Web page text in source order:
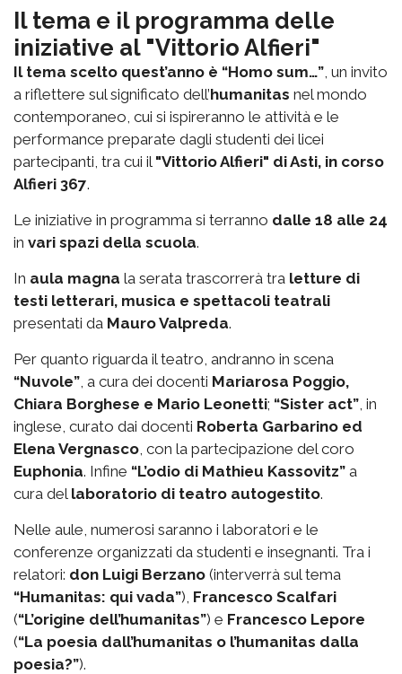
Il tema e il programma delle
iniziative al "Vittorio Alfieri"
Il tema scelto quest’anno è “Homo sum…” , un invito
a riflettere sul significato dell’humanitas nel mondo
contemporaneo, cui si ispireranno le attività e le
performance preparate dagli studenti dei licei
partecipanti, tra cui il "Vittorio Alfieri" di Asti, in corso
Alfieri 367.
Le iniziative in programma si terranno dalle 18 alle 24
in vari spazi della scuola.
In aula magna la serata trascorrerà tra letture di
testi letterari, musica e spettacoli teatrali
presentati da Mauro Valpreda.
Per quanto riguarda il teatro, andranno in scena
“Nuvole” , a cura dei docenti Mariarosa Poggio,
Chiara Borghese e Mario Leonetti; “Sister act” , in
inglese, curato dai docenti Roberta Garbarino ed
Elena Vergnasco , con la partecipazione del coro
Euphonia. Infine “L’odio di Mathieu Kassovitz” a
cura del laboratorio di teatro autogestito.
Nelle aule, numerosi saranno i laboratori e le
conferenze organizzati da studenti e insegnanti. Tra i
relatori: don Luigi Berzano (interverrà sul tema
“Humanitas: qui vada”), Francesco Scalfari
(“L’origine dell’humanitas”) e Francesco Lepore
(“La poesia dall’humanitas o l’humanitas dalla
poesia?”).